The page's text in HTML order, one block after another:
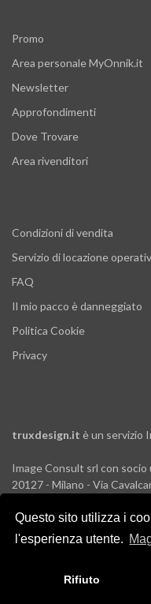
Questo sito utilizza i
l'esperienza utente.
Rifiuto
Promo
Area personale MyOnnik.it
Newsletter
Approfondimenti
Dove Trovare
Area rivenditori
Condizioni di vendita
Servizio di locazione
FAQ
Il mio pacco è danneggiato
Politica Cookie
Privacy
truxdesign.it è un servizio
Image Consult srl con socio
20127 - Milano - Via
P.IVA e C.F. 03383650961
REA 1673647 CCIAA
Registro Pile